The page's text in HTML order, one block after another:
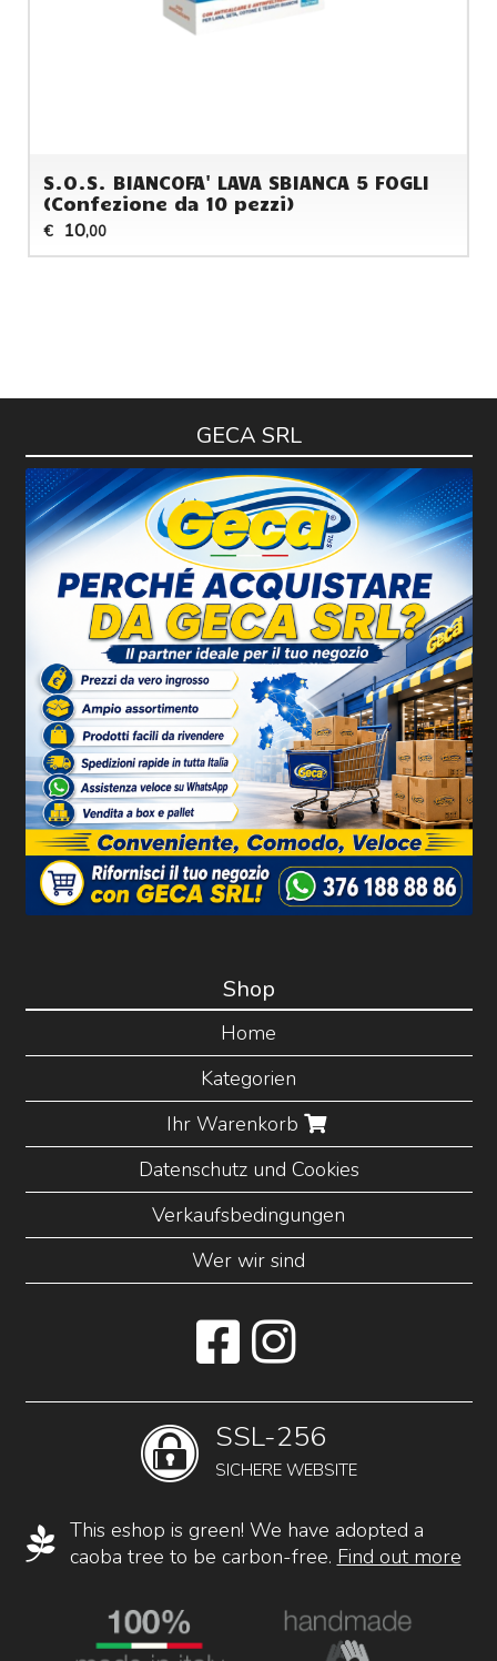
S.O.S. BIANCOFA' LAVA SBIANCA 5 FOGLI
(Confezione da 10 pezzi)
€ 10,00
GECA SRL
Shop
Home
Kategorien
Ihr Warenkorb
Datenschutz und Cookies
Verkaufsbedingungen
Wer wir sind
SSL-256
SICHERE WEBSITE
This eshop is green! We have adopted a
caoba tree to be carbon-free. Find out more